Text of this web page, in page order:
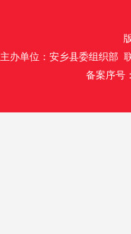
主办单位：安乡县委组织部
备案序号